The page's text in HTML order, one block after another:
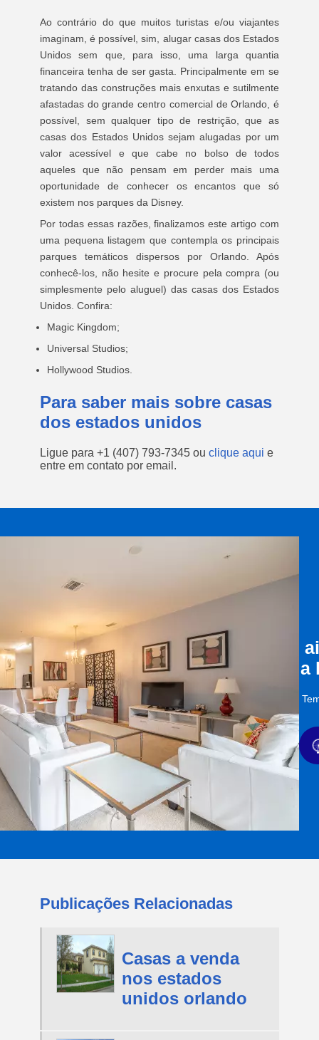
Ao contrário do que muitos turistas e/ou viajantes
imaginam, é possível, sim, alugar casas dos Estados
Unidos sem que, para isso, uma larga quantia
financeira tenha de ser gasta. Principalmente em se
tratando das construções mais enxutas e sutilmente
afastadas do grande centro comercial de Orlando, é
possível, sem qualquer tipo de restrição, que as
casas dos Estados Unidos sejam alugadas por um
valor acessível e que cabe no bolso de todos
aqueles que não pensam em perder mais uma
oportunidade de conhecer os encantos que só
existem nos parques da Disney.
Por todas essas razões, finalizamos este artigo com
uma pequena listagem que contempla os principais
parques temáticos dispersos por Orlando. Após
conhecê-los, não hesite e procure pela compra (ou
simplesmente pelo aluguel) das casas dos Estados
Unidos. Confira:
Magic Kingdom;
Universal Studios;
Hollywood Studios.
Para saber mais sobre casas
dos estados unidos
Ligue para +1 (407) 793-7345 ou clique aqui e
entre em contato por email.
a
Publicações Relacionadas
Casas a venda
nos estados
unidos orlando